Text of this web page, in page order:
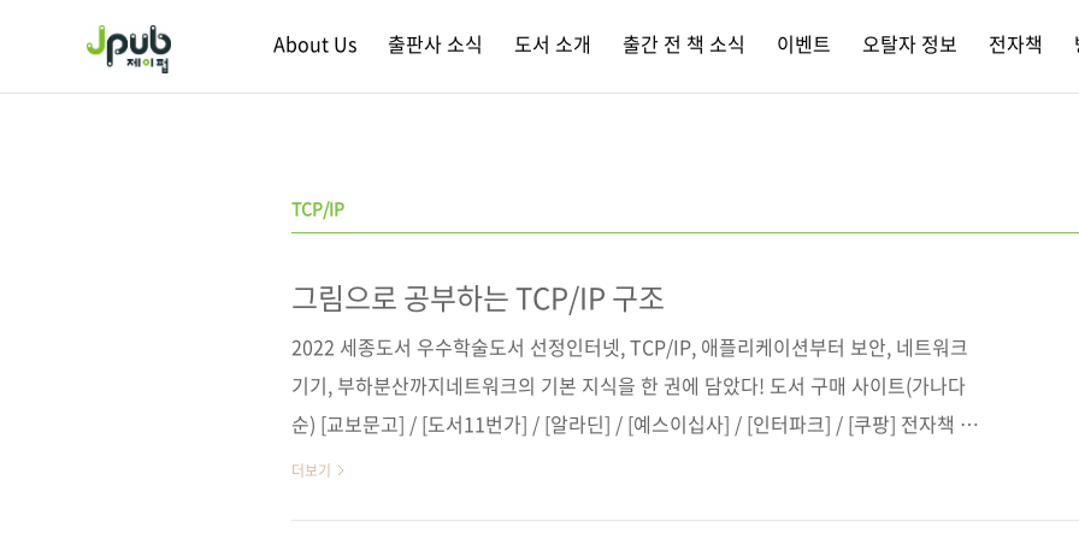
About Us 출판사 소식 도서 소개 출간 전 책 소식 이벤트 오탈자 정보 전자책
TCP/IP
그림으로 공부하는 TCP/IP 구조
2022 세종도서 우수학술도서 선정인터넷, TCP/IP, 애플리케이션부터 보안, 네트워크
기기, 부하분산까지네트워크의 기본 지식을 한 권에 담았다! 도서 구매 사이트(가나다
순) [교보문고] / [도서11번가] / [알라딘] / [예스이십사] / [인터파크] / [쿠팡] 전자책 구
매 사이트(가나다순)[교보문고] [구글북스] [리디북스] [알라딘] [예스이십사] 출판사 제
더보기